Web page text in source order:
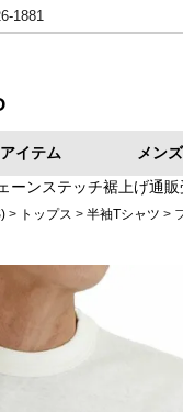
1881
アイテム メンズ
ルド
ーンステッチ裾上げ通販
トップス 半袖Tシャツ